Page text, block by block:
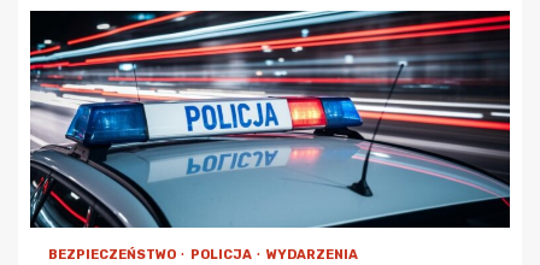
BEZPIECZEŃSTWO POLICJA WYDARZENIA